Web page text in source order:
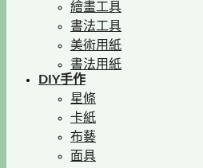
繪畫工具
書法工具
美術用紙
書法用紙
DIY手作
星條
卡紙
布藝
面具